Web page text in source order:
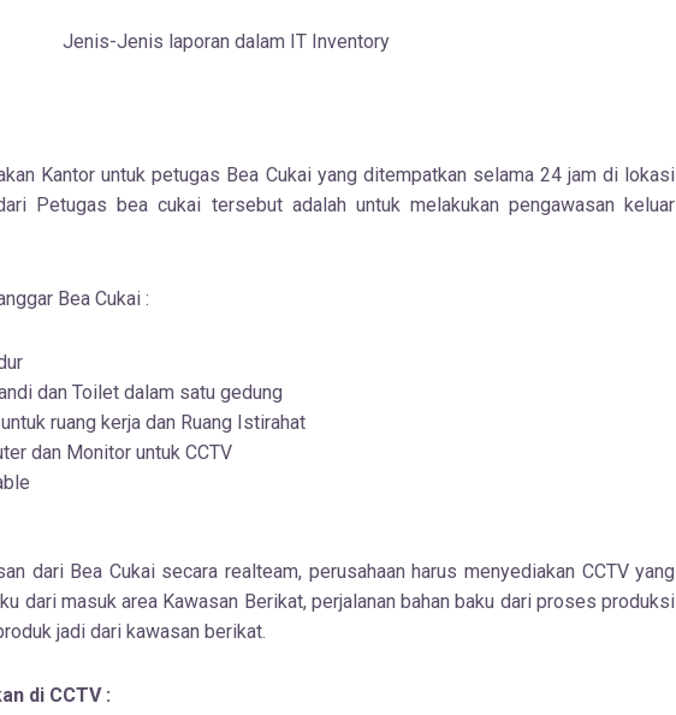
Jenis-Jenis laporan dalam IT Inventory
Kantor untuk petugas Bea Cukai yang ditempatkan selama 24 jam di lokasi
Petugas bea cukai tersebut adalah untuk melakukan pengawasan keluar
Bea Cukai :
dan Toilet dalam satu gedung
ruang kerja dan Ruang Istirahat
dan Monitor untuk CCTV
dari Bea Cukai secara realteam, perusahaan harus menyediakan CCTV yang
dari masuk area Kawasan Berikat, perjalanan bahan baku dari proses produksi
jadi dari kawasan berikat.
di CCTV :